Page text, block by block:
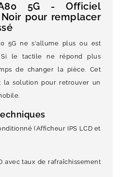
5G - Officiel
pour remplacer
5G ne s'allume plus ou est
le tactile ne répond plus
de changer la pièce. Cet
la solution pour retrouver un
(Afficheur IPS LCD et
avec taux de rafraîchissement